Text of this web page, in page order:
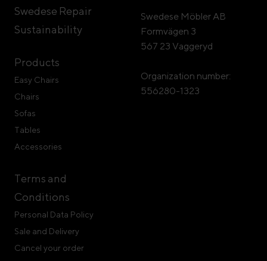
Swedese Repair
Sustainability
Products
Easy Chairs
Chairs
Sofas
Tables
Accessories
Terms and
Conditions
Personal Data Policy
Sale and Delivery
Cancel your order
Swedese Möbler AB
Formvägen 3
567 23 Vaggeryd
Organization number:
556280-1323